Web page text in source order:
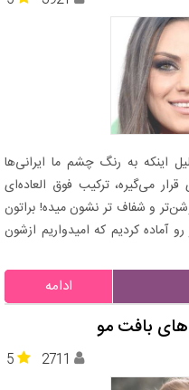
اینکه به رنگ چشم ما ایرانی‌ها
می‌گیره، ترکیب فوق العاده‌ای
و شفاف تر نشون میده! براتون
کردیم که امیدواریم ازشون
ادامه
بافت مو
5 2711